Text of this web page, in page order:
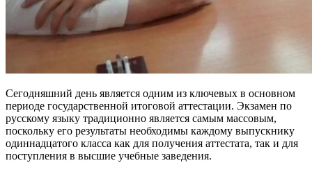
Сегодняшний день является одним из ключевых в основном
периоде государственной итоговой аттестации. Экзамен по
русскому языку традиционно является самым массовым,
поскольку его результаты необходимы каждому выпускнику
одиннадцатого класса как для получения аттестата, так и для
поступления в высшие учебные заведения.